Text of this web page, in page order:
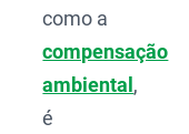
como a
compensação
ambiental ,
é